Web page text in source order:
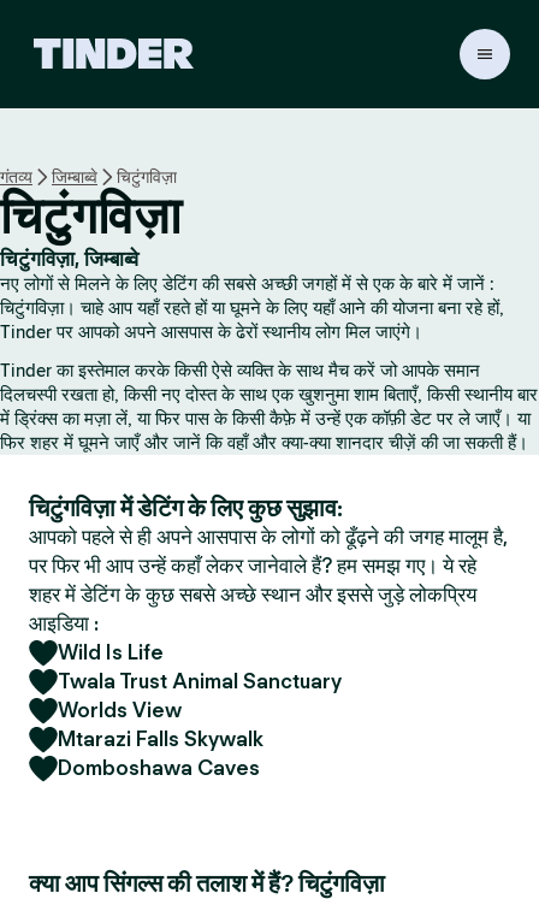
गंतव्य जिम्बाब्वे चिटुंगविज़ा
चिटुंगविज़ा
चिटुंगविज़ा, जिम्बाब्वे
नए लोगों से मिलने के लिए डेटिंग की सबसे अच्छी जगहों में से एक के बारे में जानें :
चिटुंगविज़ा। चाहे आप यहाँ रहते हों या घूमने के लिए यहाँ आने की योजना बना रहे हों,
Tinder पर आपको अपने आसपास के ढेरों स्थानीय लोग मिल जाएंगे।
Tinder का इस्तेमाल करके किसी ऐसे व्यक्ति के साथ मैच करें जो आपके समान
दिलचस्पी रखता हो, किसी नए दोस्त के साथ एक खुशनुमा शाम बिताएँ, किसी स्थानीय बार
में ड्रिंक्स का मज़ा लें, या फिर पास के किसी कैफ़े में उन्हें एक कॉफ़ी डेट पर ले जाएँ। या
फिर शहर में घूमने जाएँ और जानें कि वहाँ और क्या-क्या शानदार चीज़ें की जा सकती हैं।
चिटुंगविज़ा में डेटिंग के लिए कुछ सुझाव:
आपको पहले से ही अपने आसपास के लोगों को ढूँढ़ने की जगह मालूम है,
पर फिर भी आप उन्हें कहाँ लेकर जानेवाले हैं? हम समझ गए। ये रहे
शहर में डेटिंग के कुछ सबसे अच्छे स्थान और इससे जुड़े लोकप्रिय
आइडिया :
Wild Is Life
Twala Trust Animal Sanctuary
Worlds View
Mtarazi Falls Skywalk
Domboshawa Caves
क्या आप सिंगल्स की तलाश में हैं? चिटुंगविज़ा